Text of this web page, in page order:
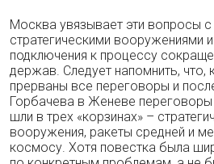
Москва увязывает эти вопросы
стратегическими вооружениями
подключения к процессу
держав. Следует напомнить, что,
прерваны все переговоры и
Горбачева в Женеве
шли в трех «корзинах» –
вооружения, ракеты средней и
космосу. Хотя повестка была